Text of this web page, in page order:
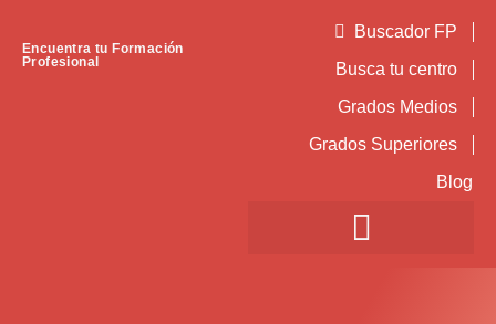
Encuentra tu Formación
Profesional
Buscador FP
Busca tu centro
Grados Medios
Grados Superiores
Blog